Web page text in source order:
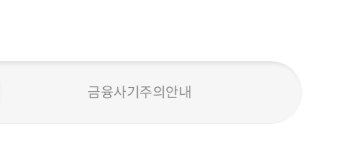
금융사기주의안내